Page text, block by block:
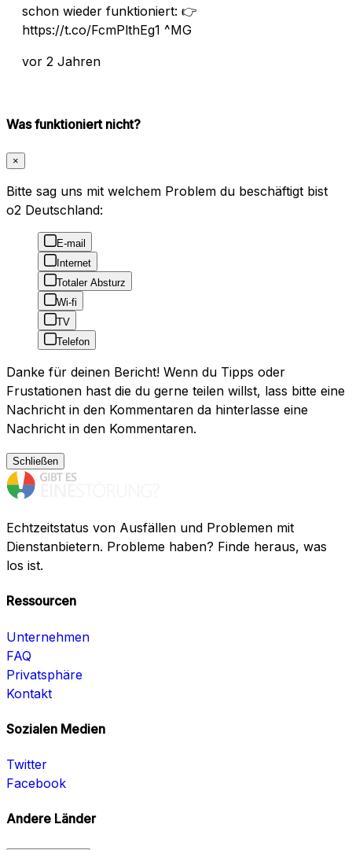
schon wieder funktioniert: 👉
https://t.co/FcmPlthEg1 ^MG
vor 2 Jahren
Was funktioniert nicht?
×
Bitte sag uns mit welchem Problem du beschäftigt bist
o2 Deutschland:
E-mail
Internet
Totaler Absturz
Wi-fi
TV
Telefon
Danke für deinen Bericht! Wenn du Tipps oder
Frustationen hast die du gerne teilen willst, lass bitte eine
Nachricht in den Kommentaren da hinterlasse eine
Nachricht in den Kommentaren.
Schließen
Echtzeitstatus von Ausfällen und Problemen mit
Dienstanbietern. Probleme haben? Finde heraus, was
los ist.
Ressourcen
Unternehmen
FAQ
Privatsphäre
Kontakt
Sozialen Medien
Twitter
Facebook
Andere Länder